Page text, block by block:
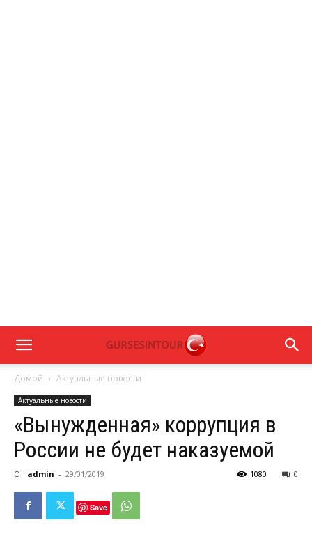
Домой Актуальные новости
Актуальные новости
«Вынужденная» коррупция в
России не будет наказуемой
От admin - 29/01/2019 0
1080
Save